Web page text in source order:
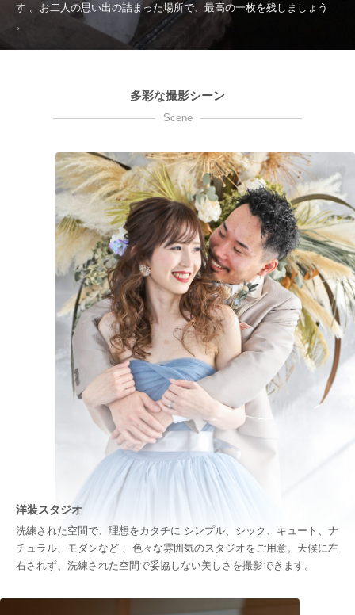
す 。お二人の思い出の詰まった場所で、最高の一枚を残しましょう
。
多彩な撮影シーン
Scene
洋装スタジオ
洗練された空間で、理想をカタチに シンプル、シック、キュート、ナ
チュラル、モダンなど 、色々な雰囲気のスタジオをご用意。天候に左
右されず、洗練された空間で妥協しない美しさを撮影できます。